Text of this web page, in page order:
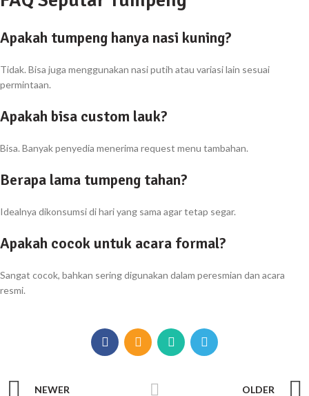
Apakah tumpeng hanya nasi kuning?
Tidak. Bisa juga menggunakan nasi putih atau variasi lain sesuai
permintaan.
Apakah bisa custom lauk?
Bisa. Banyak penyedia menerima request menu tambahan.
Berapa lama tumpeng tahan?
Idealnya dikonsumsi di hari yang sama agar tetap segar.
Apakah cocok untuk acara formal?
Sangat cocok, bahkan sering digunakan dalam peresmian dan acara
resmi.
NEWER OLDER